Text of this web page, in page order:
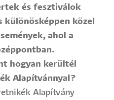
és fesztiválok
különösképpen közel
ahol a
hogyan kerültél
Alapítvánnyal?
Alapítvány